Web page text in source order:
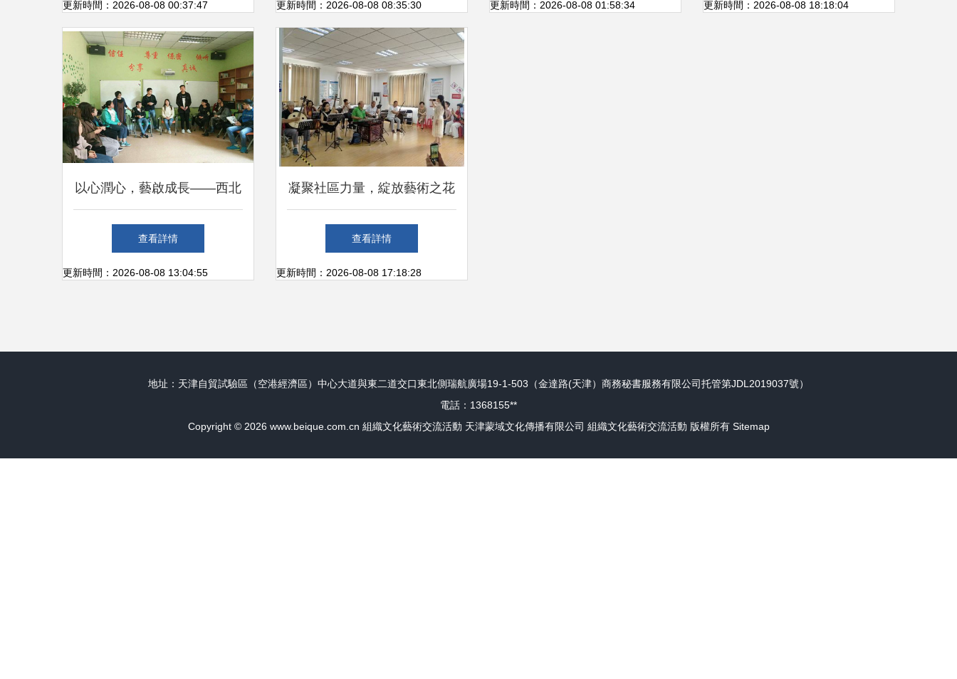
品巡演，共筑文化交流橋梁
更新時間：2026-08-08 00:37:47 更新時間：2026-08-08 08:35:30 更新時間：2026-08-08 01:58:34 理念的交匯點
更新時間：2026-08-08 18:18:04
以心潤心，藝啟成長——西北
師大創新開展班級心理委員文
藝創作培訓
查看詳情
更新時間：2026-08-08 13:04:55
凝聚社區力量，綻放藝術之花
——記社區藝術節的組織與文
化交流活動
查看詳情
更新時間：2026-08-08 17:18:28
地址：天津自貿試驗區（空港經濟區）中心大道與東二道交口東北側瑞航廣場19-1-503（金達路(天津）商務秘書服務有限公司托管第JDL2019037號）
電話：1368155**
Copyright © 2026 www.beique.com.cn 組織文化藝術交流活動 天津蒙域文化傳播有限公司 組織文化藝術交流活動 版權所有 Sitemap